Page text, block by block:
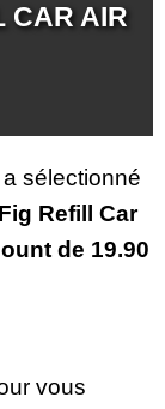
CAR AIR
a sélectionné
Refill Car
de 19.90
vous